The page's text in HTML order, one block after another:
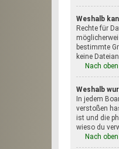
Weshalb
Rechte für
bestimmte
keine
Nach oben
Weshalb
In jedem
verstoßen
ist und die
wieso du
Nach oben